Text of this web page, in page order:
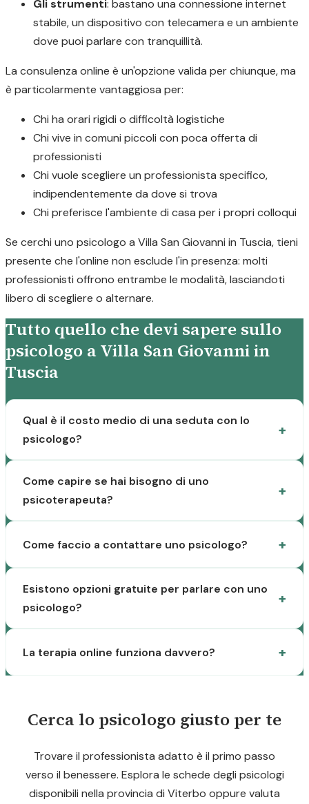
Gli strumenti: bastano una connessione internet
stabile, un dispositivo con telecamera e un ambiente
dove puoi parlare con tranquillità.
La consulenza online è un'opzione valida per chiunque, ma
è particolarmente vantaggiosa per:
Chi ha orari rigidi o difficoltà logistiche
Chi vive in comuni piccoli con poca offerta di
professionisti
Chi vuole scegliere un professionista specifico,
indipendentemente da dove si trova
Chi preferisce l'ambiente di casa per i propri colloqui
Se cerchi uno psicologo a Villa San Giovanni in Tuscia, tieni
presente che l'online non esclude l'in presenza: molti
professionisti offrono entrambe le modalità, lasciandoti
libero di scegliere o alternare.
Tutto quello che devi sapere sullo
psicologo a Villa San Giovanni in
Tuscia
Qual è il costo medio di una seduta con lo
psicologo?
Come capire se hai bisogno di uno
psicoterapeuta?
Come faccio a contattare uno psicologo?
Esistono opzioni gratuite per parlare con uno
psicologo?
La terapia online funziona davvero?
Cerca lo psicologo giusto per te
Trovare il professionista adatto è il primo passo
verso il benessere. Esplora le schede degli psicologi
disponibili nella provincia di Viterbo oppure valuta